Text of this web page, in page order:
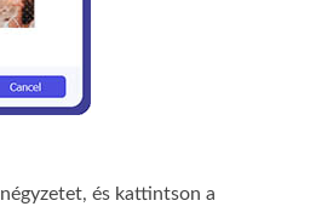
négyzetet, és kattintson a